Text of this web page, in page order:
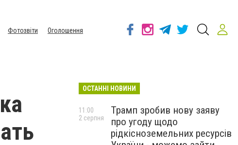
Фотозвіти
Оголошення
ОСТАННІ НОВИНИ
Трамп зробив нову заяву
про угоду щодо
рідкісноземельних ресурсів
11:00
2 серпня